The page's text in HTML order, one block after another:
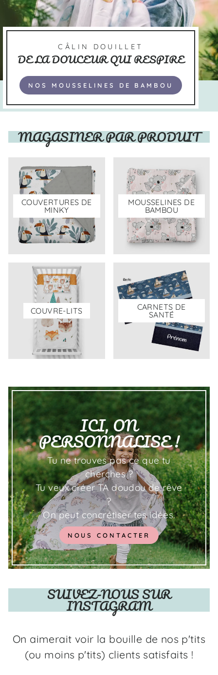
CÂLIN DOUILLET
DE LA DOUCEUR QUI RESPIRE
NOS MOUSSELINES DE BAMBOU
MAGASINER PAR PRODUIT
COUVERTURES DE
MINKY
MOUSSELINES DE
BAMBOU
COUVRE-LITS
CARNETS DE
SANTÉ
ICI, ON
PERSONNALISE !
Tu ne trouves pas ce que tu
cherches ?
Tu veux créer TA doudou de rêve
?
On peut concrétiser tes idées.
NOUS CONTACTER
SUIVEZ-NOUS SUR
INSTAGRAM
On aimerait voir la bouille de nos p'tits
(ou moins p'tits) clients satisfaits !